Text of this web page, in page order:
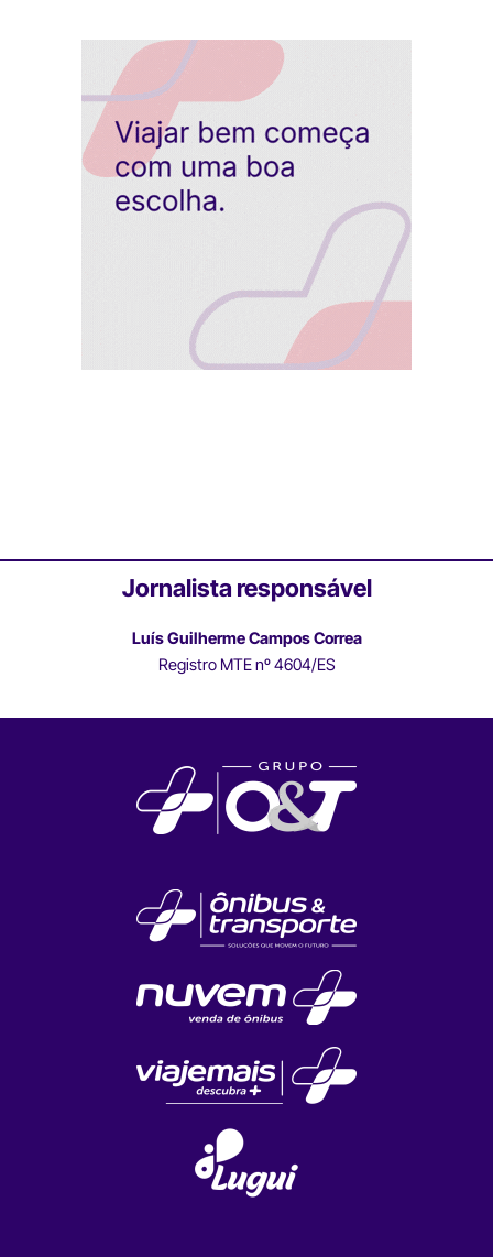
Jornalista responsável
Luís Guilherme Campos Correa
Registro MTE nº 4604/ES